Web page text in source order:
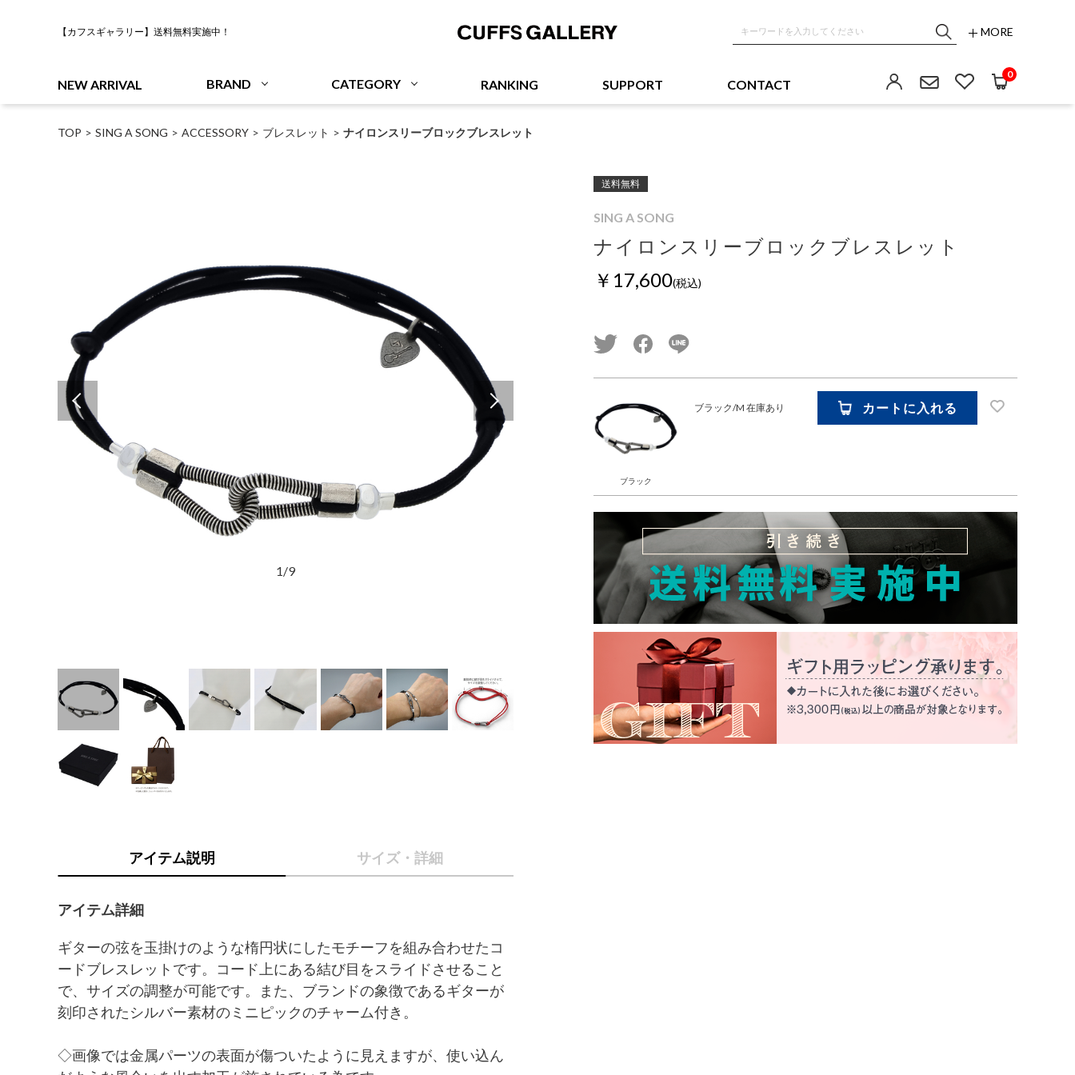
【カフスギャラリー】送料無料実施中！ MORE
NEW ARRIVAL BRAND CATEGORY RANKING SUPPORT CONTACT
0
TOP SING A SONG ACCESSORY ブレスレット ナイロンスリーブロックブレスレット
1/9
アイテム説明 サイズ・詳細
アイテム詳細
ギターの弦を玉掛けのような楕円状にしたモチーフを組み合わせたコ
ードブレスレットです。コード上にある結び目をスライドさせること
で、サイズの調整が可能です。また、ブランドの象徴であるギターが
刻印されたシルバー素材のミニピックのチャーム付き。
◇画像では金属パーツの表面が傷ついたように見えますが、使い込ん
送料無料
SING A SONG
ナイロンスリーブロックブレスレット
￥17,600(税込)
twitter facebook
ブラック
ブラック/M 在庫あり カートに入れる